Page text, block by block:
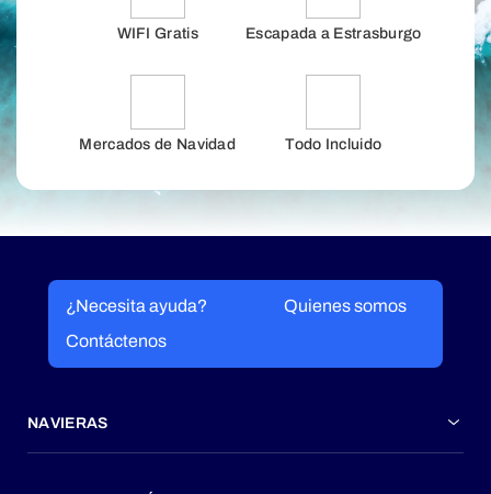
WIFI Gratis Escapada a Estrasburgo
Mercados de Navidad Todo Incluido
¿Necesita ayuda?
Quienes somos
Contáctenos
NAVIERAS